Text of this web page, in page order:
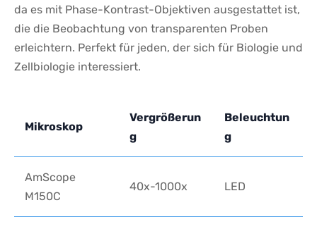
da ​es mit ⁤Phase-Kontrast-Objektiven ausgestattet ist,
die die Beobachtung von transparenten Proben
erleichtern. ⁢Perfekt‌ für⁣ jeden, der sich für ⁤Biologie und
Zellbiologie interessiert.
Mikroskop
Vergrößerun
g
Beleuchtun
g
AmScope ​
M150C
40x-1000x LED